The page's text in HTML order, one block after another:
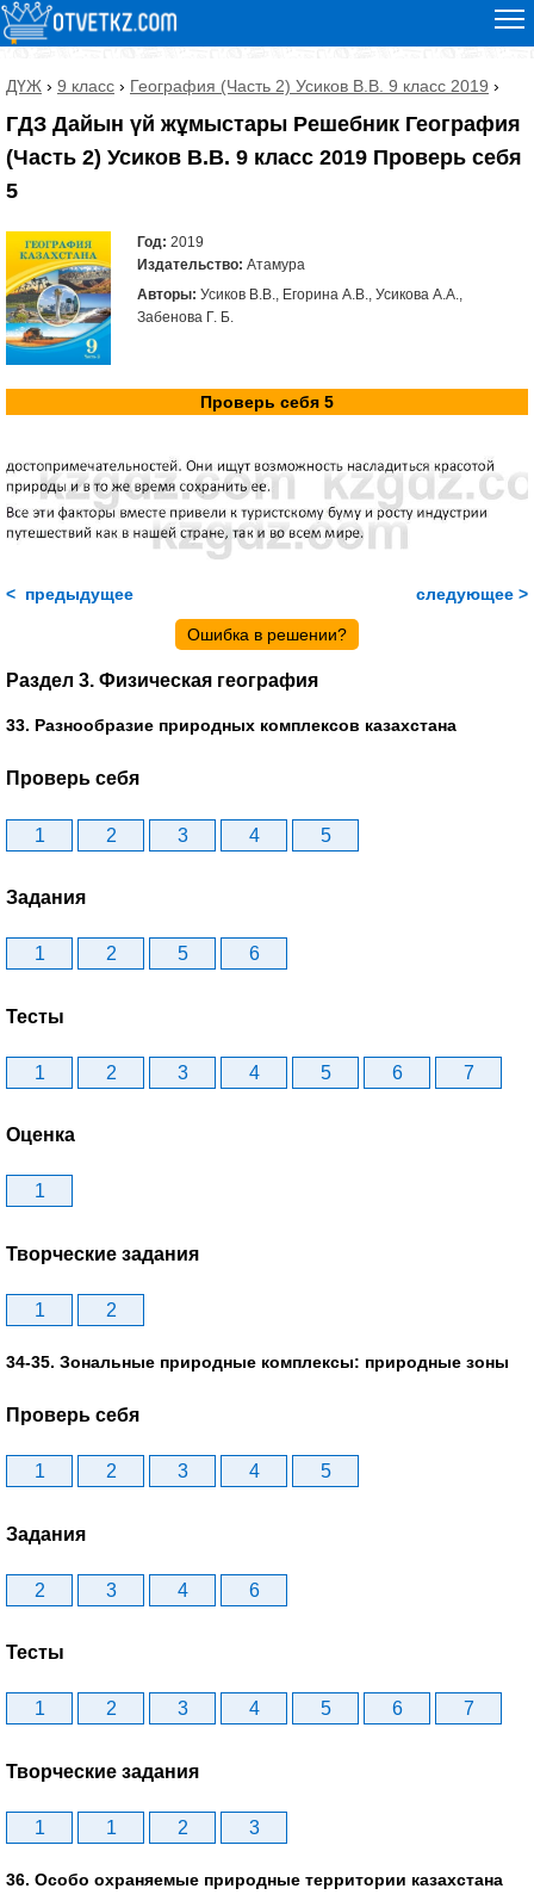
ДҮЖ › 9 класс › География (Часть 2) Усиков В.В. 9 класс 2019 ›
ГДЗ Дайын үй жұмыстары Решебник География
(Часть 2) Усиков В.В. 9 класс 2019 Проверь себя
5
Год: 2019
Издательство: Атамура
Авторы: Усиков В.В., Егорина А.В., Усикова А.А.,
Забенова Г. Б.
Проверь себя 5
< предыдущее следующее >
Ошибка в решении?
Раздел 3. Физическая география
33. Разнообразие природных комплексов казахстана
Проверь себя
1 2 3 4 5
Задания
1 2 5 6
Тесты
1 2 3 4 5 6 7
Оценка
1
Творческие задания
1 2
34-35. Зональные природные комплексы: природные зоны
Проверь себя
1 2 3 4 5
Задания
2 3 4 6
Тесты
1 2 3 4 5 6 7
Творческие задания
1 1 2 3
36. Особо охраняемые природные территории казахстана